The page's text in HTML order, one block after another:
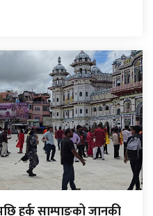
हर्क साम्पाङको जानकी